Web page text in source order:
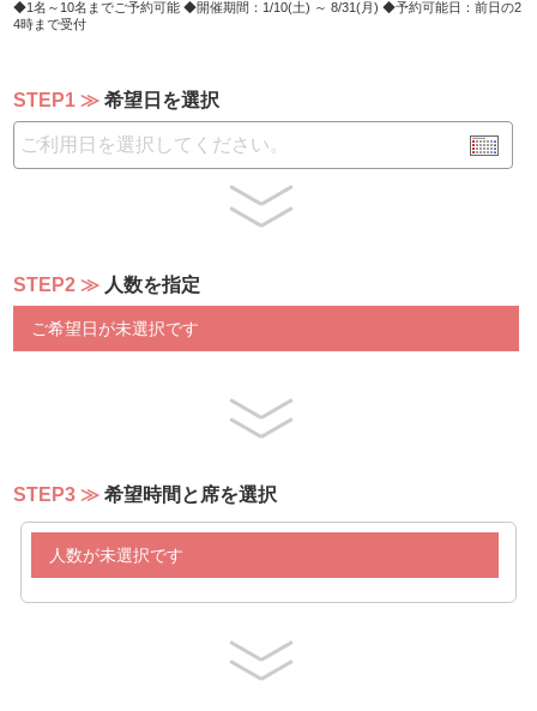
1名～10名までご予約可能 開催期間：1/10(土) ～ 8/31(月)
予約可能日：前日の2
4時まで受付
STEP1 希望日を選択
STEP2 人数を指定
ご希望日が未選択です
STEP3 希望時間と席を選択
人数が未選択です